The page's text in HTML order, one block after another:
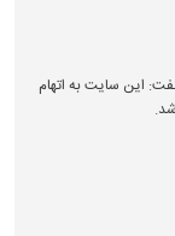
رابطه با رسیدگی به پرونده «سایت رویداد24» گفت: این سایت به اتهام